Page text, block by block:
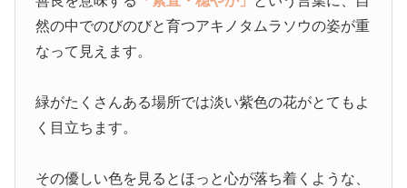
然の中でのびのびと育つアキノタムラソウの姿が重
なって見えます。
緑がたくさんある場所では淡い紫色の花がとてもよ
く目立ちます。
その優しい色を見るとほっと心が落ち着くような、